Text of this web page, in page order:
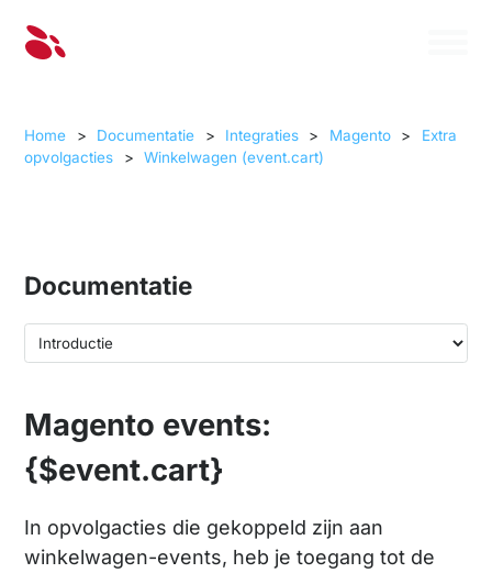
Home > Documentatie > Integraties > Magento >
Extra
opvolgacties
> Winkelwagen (event.cart)
Documentatie
Magento events:
{$event.cart}
In opvolgacties die gekoppeld zijn aan
winkelwagen-events, heb je toegang tot de